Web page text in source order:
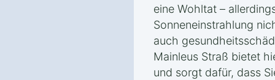
eine Wohltat –
Sonneneinstrahlung
auch
Mainleus Straß bietet
und sorgt dafür, dass